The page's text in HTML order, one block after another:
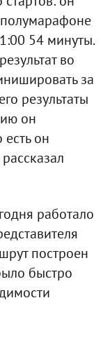
54 минуты.
во
за
результаты
он
он
работало
построен
быстро